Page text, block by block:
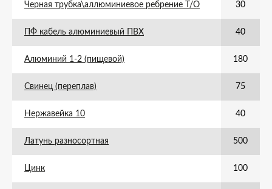
Черная трубка\аллюминиевое ребрение Т/О 30
ПФ кабель алюминиевый ПВХ 40
Алюминий 1-2 (пищевой) 180
Свинец (переплав) 75
Нержавейка 10 40
Латунь разносортная 500
Цинк 100